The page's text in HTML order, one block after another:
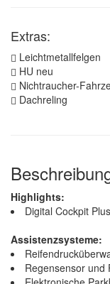
Extras:
Leichtmetallfelgen
HU neu
Nichtraucher-
Dachreling
Highlights:
Digital Cockpit Plus
Assistenzsysteme:
Regensensor und